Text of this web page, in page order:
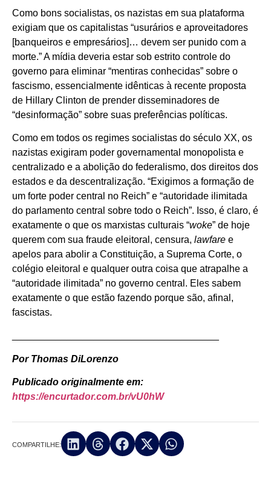
Como bons socialistas, os nazistas em sua plataforma
exigiam que os capitalistas “usurários e aproveitadores
[banqueiros e empresários]… devem ser punido com a
morte.” A mídia deveria estar sob estrito controle do
governo para eliminar “mentiras conhecidas” sobre o
fascismo, essencialmente idênticas à recente proposta
de Hillary Clinton de prender disseminadores de
“desinformação” sobre suas preferências políticas.
Como em todos os regimes socialistas do século XX, os
nazistas exigiram poder governamental monopolista e
centralizado e a abolição do federalismo, dos direitos dos
estados e da descentralização. “Exigimos a formação de
um forte poder central no Reich” e “autoridade ilimitada
do parlamento central sobre todo o Reich”. Isso, é claro, é
exatamente o que os marxistas culturais “woke” de hoje
querem com sua fraude eleitoral, censura, lawfare e
apelos para abolir a Constituição, a Suprema Corte, o
colégio eleitoral e qualquer outra coisa que atrapalhe a
“autoridade ilimitada” no governo central. Eles sabem
exatamente o que estão fazendo porque são, afinal,
fascistas.
Por Thomas DiLorenzo
Publicado originalmente em:
https://encurtador.com.br/vU0hW
COMPARTILHE: